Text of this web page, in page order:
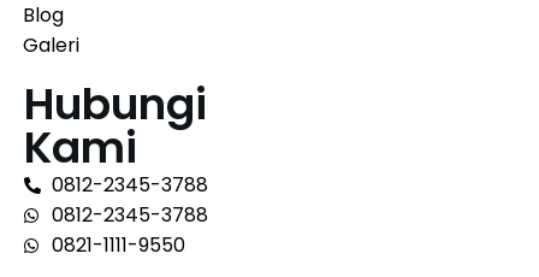
Blog
Galeri
Hubungi
Kami
0812-2345-3788
0812-2345-3788
0821-1111-9550